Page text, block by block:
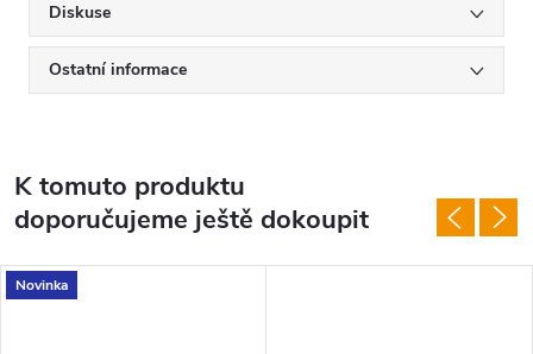
Diskuse
Ostatní informace
K tomuto produktu
doporučujeme ještě dokoupit
Novinka